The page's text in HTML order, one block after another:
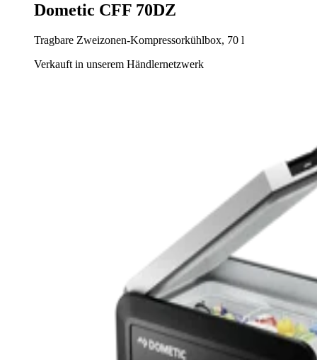
Dometic CFF 70DZ
Tragbare Zweizonen-Kompressorkühlbox, 70 l
Verkauft in unserem Händlernetzwerk